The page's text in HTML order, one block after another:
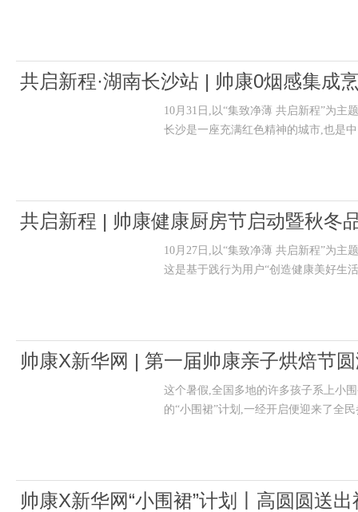
共启新程·湖南长沙站 | 帅康0烟感集成
10月31日,以“集致净薄 共启新程”为主
长沙是一座充满红色精神的城市,也是
共启新程 | 帅康健康厨房节启动暨秋冬
10月27日,以“集致净薄 共启新程”为主
这是基于践行为用户“创造健康美好生
帅康X新华网 | 第一届帅康亲子烘焙节
这个暑假,全国多地的许多孩子系上小
的“小围裙”计划,一经开启便迎来了全
帅康X新华网“小围裙”计划丨高圆圆送